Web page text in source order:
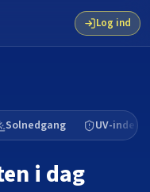
Log ind
Solnedgang UV-indeks
i dag